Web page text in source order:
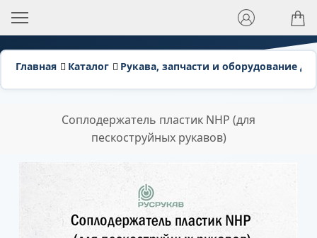
Главная Каталог Рукава, запчасти и оборудование
Соплодержатель пластик NHP (для
пескоструйных рукавов)
Рекомендуем